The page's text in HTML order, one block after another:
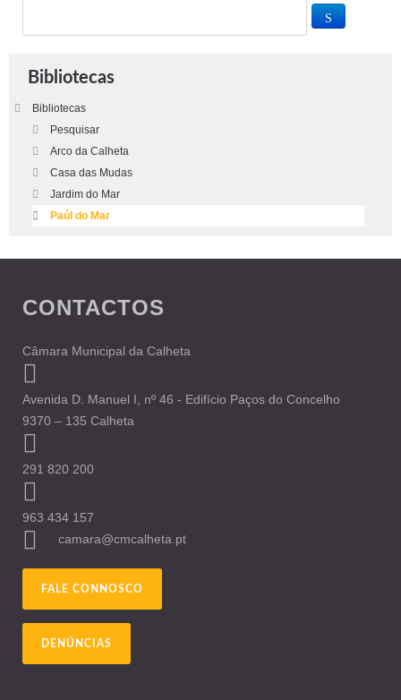
Bibliotecas
Bibliotecas
Pesquisar
Arco da Calheta
Casa das Mudas
Jardim do Mar
Paúl do Mar
CONTACTOS
Câmara Municipal da Calheta
Avenida D. Manuel I, nº 46 - Edifício Paços do Concelho
9370 – 135 Calheta
291 820 200
963 434 157
camara@cmcalheta.pt
FALE CONNOSCO
DENÚNCIAS